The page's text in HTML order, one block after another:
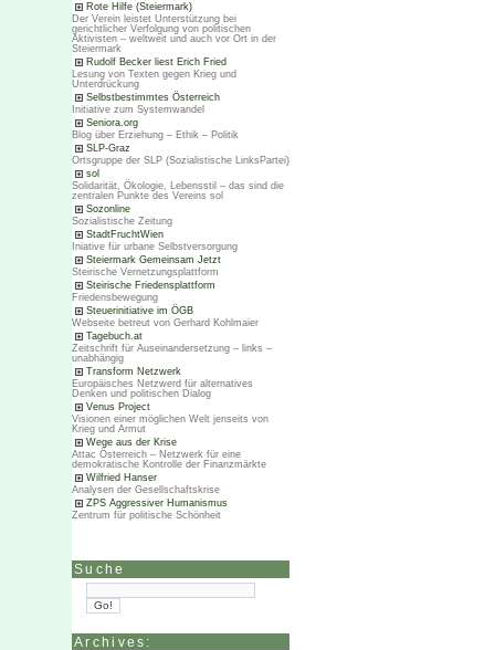
Rote Hilfe (Steiermark)
Der Verein leistet Unterstützung bei
gerichtlicher Verfolgung von politischen
Aktivisten – weltweit und auch vor Ort in der
Steiermark
Rudolf Becker liest Erich Fried
Lesung von Texten gegen Krieg und
Unterdrückung
Selbstbestimmtes Österreich
Initiative zum Systemwandel
Seniora.org
Blog über Erziehung – Ethik – Politik
SLP-Graz
Ortsgruppe der SLP (Sozialistische LinksPartei)
sol
Solidarität, Ökologie, Lebensstil – das sind die
zentralen Punkte des Vereins sol
Sozonline
Sozialistische Zeitung
StadtFruchtWien
Iniative für urbane Selbstversorgung
Steiermark Gemeinsam Jetzt
Steirische Vernetzungsplattform
Steirische Friedensplattform
Friedensbewegung
Steuerinitiative im ÖGB
Webseite betreut von Gerhard Kohlmaier
Tagebuch.at
Zeitschrift für Auseinandersetzung – links –
unabhängig
Transform Netzwerk
Europäisches Netzwerd für alternatives
Denken und politischen Dialog
Venus Project
Visionen einer möglichen Welt jenseits von
Krieg und Armut
Wege aus der Krise
Attac Österreich – Netzwerk für eine
demokratische Kontrolle der Finanzmärkte
Wilfried Hanser
Analysen der Gesellschaftskrise
ZPS Aggressiver Humanismus
Zentrum für politische Schönheit
Suche
Archives: